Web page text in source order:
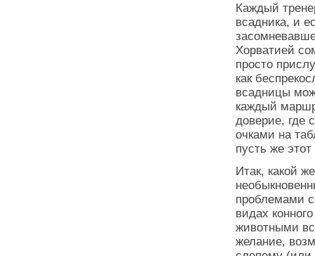
Каждый
всадника, и
Хорватией
просто
как
всадницы
каждый
доверие, где
очками на
пусть же
Итак, какой
проблемами
видах
животными
желание,